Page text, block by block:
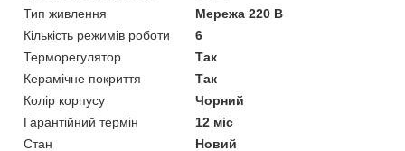
Тип живлення
Мережа 220 В
Кількість режимів роботи
6
Терморегулятор
Так
Керамічне покриття
Так
Колір корпусу
Чорний
Гарантійний термін
12 міс
Стан
Новий